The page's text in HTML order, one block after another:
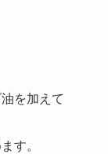
を加えて
す。